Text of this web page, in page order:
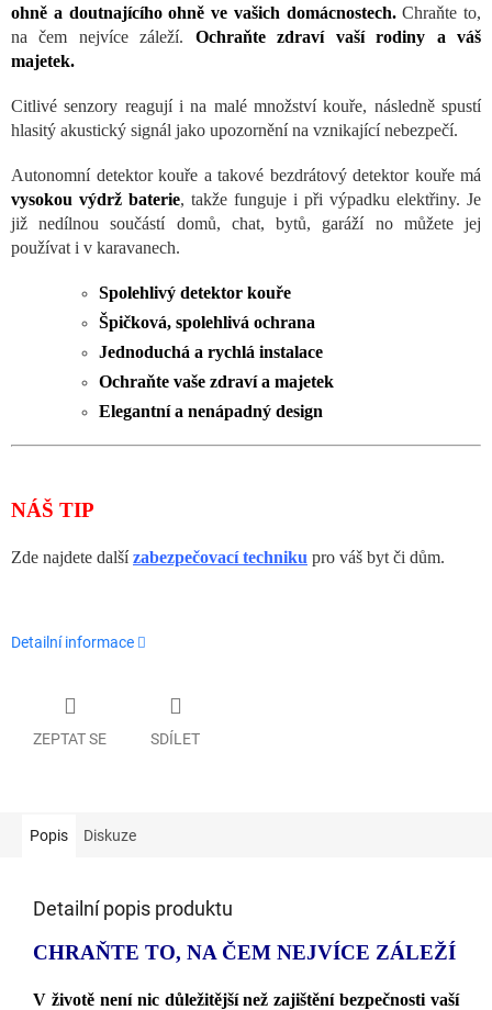
ohně a doutnajícího ohně ve vašich domácnostech. Chraňte to,
na čem nejvíce záleží. Ochraňte zdraví vaší rodiny a váš
majetek.
Citlivé senzory reagují i na malé množství kouře, následně spustí
hlasitý akustický signál jako upozornění na vznikající nebezpečí.
Autonomní detektor kouře a takové bezdrátový detektor kouře má
vysokou výdrž baterie, takže funguje i při výpadku elektřiny. Je
již nedílnou součástí domů, chat, bytů, garáží no můžete jej
používat i v karavanech.
Spolehlivý detektor kouře
Špičková, spolehlivá ochrana
Jednoduchá a rychlá instalace
Ochraňte vaše zdraví a majetek
Elegantní a nenápadný design
NÁŠ TIP
Zde najdete dalšízabezpečovací techniku pro váš byt či dům.
Detailní informace
ZEPTAT SE SDÍLET
Popis Diskuze
Detailní popis produktu
CHRAŇTE TO, NA ČEM NEJVÍCE ZÁLEŽÍ
V životě není nic důležitější než zajištění bezpečnosti vaší